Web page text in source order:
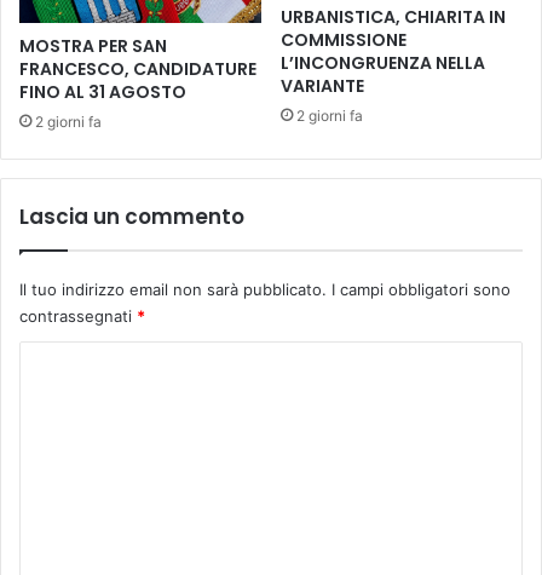
I
O
C
O
M
N
L
E
'
e
x
s
i
n
d
a
o
S
MOSTRA PER SAN
FRANCESCO, CANDIDATURE
FINO AL 31 AGOSTO
2 giorni fa
URBANISTICA, CHIARITA IN
COMMISSIONE
L’INCONGRUENZA NELLA
VARIANTE
2 giorni fa
Lascia un commento
Il tuo indirizzo email non sarà pubblicato. I campi obbligatori sono
contrassegnati *